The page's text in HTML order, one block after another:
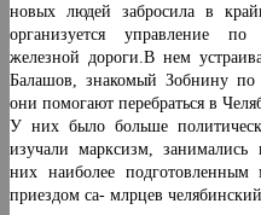
новых людей забросила в
организуется управление по
железной дороги.В нем
Балашов, знакомый Зобнину
они помогают перебраться в
У них было больше
изучали марксизм, занимались
них наиболее
приездом са- млрцев